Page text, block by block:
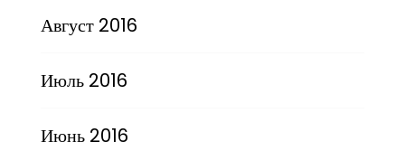
Август 2016
Июль 2016
Июнь 2016